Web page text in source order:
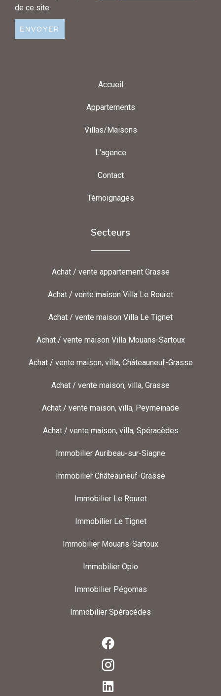
de ce site
ENVOYER
Accueil
Appartements
Villas/Maisons
L'agence
Contact
Témoignages
Secteurs
Achat / vente appartement Grasse
Achat / vente maison Villa Le Rouret
Achat / vente maison Villa Le Tignet
Achat / vente maison Villa Mouans-Sartoux
Achat / vente maison, villa, Châteauneuf-Grasse
Achat / vente maison, villa, Grasse
Achat / vente maison, villa, Peymeinade
Achat / vente maison, villa, Spéracèdes
Immobilier Auribeau-sur-Siagne
Immobilier Châteauneuf-Grasse
Immobilier Le Rouret
Immobilier Le Tignet
Immobilier Mouans-Sartoux
Immobilier Opio
Immobilier Pégomas
Immobilier Spéracèdes